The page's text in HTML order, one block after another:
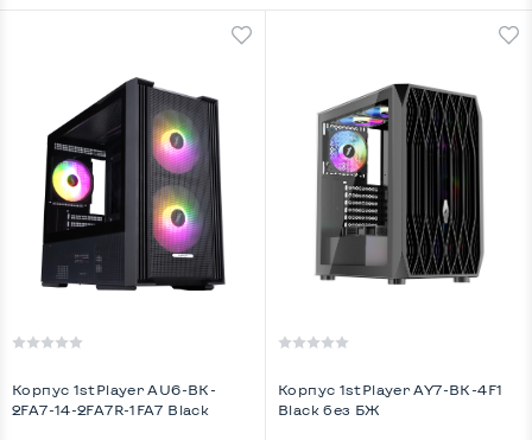
Корпус 1stPlayer AU6-BK-
2FA7-14-2FA7R-1FA7 Black
Корпус 1stPlayer AY7-BK-4F1
Black без БЖ